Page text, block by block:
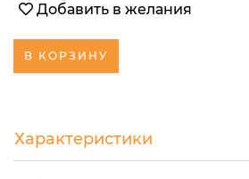
Добавить в желания
В КОРЗИНУ
Характеристики